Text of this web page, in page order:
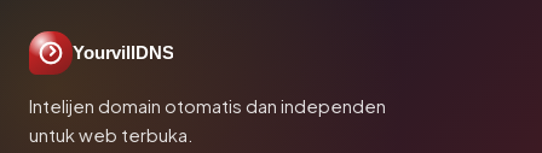
YourvillDNS
Intelijen domain otomatis dan independen
untuk web terbuka.